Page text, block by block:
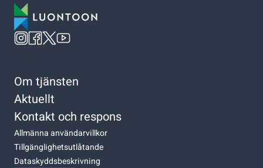
Om tjänsten
Aktuellt
Kontakt och respons
Allmänna användarvillkor
Tillgänglighetsutlåtande
Dataskyddsbeskrivning